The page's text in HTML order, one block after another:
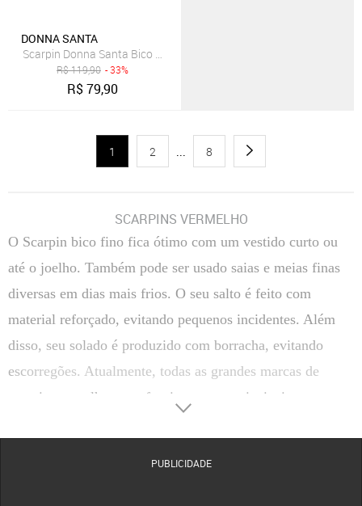
DONNA SANTA
Scarpin Donna Santa Bico Redondo Boneca Vermelho
R$119,90 - 33%
R$79,90
1 2 ... 8
SCARPINS VERMELHO
O Scarpin bico fino fica ótimo com um vestido curto ou
até o joelho. Também pode ser usado saias e meias finas
diversas em dias mais frios. O seu salto é feito com
material reforçado, evitando pequenos incidentes. Além
disso, seu solado é produzido com borracha, evitando
escorregões. Atualmente, todas as grandes marcas de
scarpin vermelho o confeccionam nas principais
PUBLICIDADE